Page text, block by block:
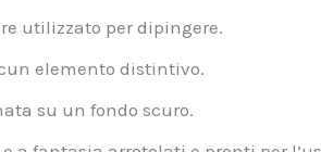
utilizzato per dipingere.
elemento distintivo.
su un fondo scuro.